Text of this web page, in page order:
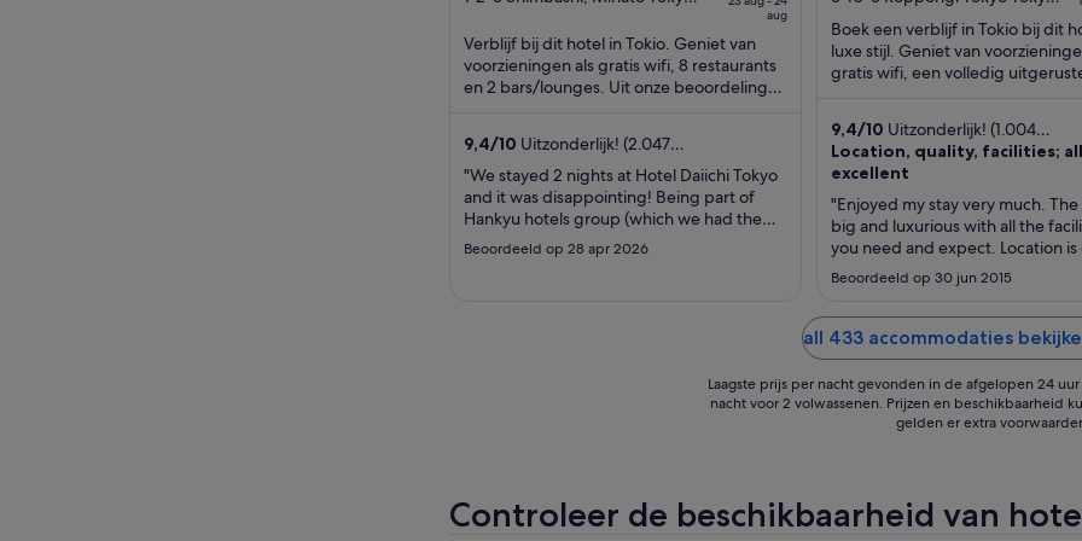
5
€ 151
per
nacht
aug
tot
24
aug
Verblijf bij dit hotel in Tokio. Geniet van
voorzieningen als gratis wifi, 8 restaurants
en 2 bars/lounges. Uit onze beoordelingen
9,4/10 Uitzonderlijk! (2.047
beoordelingen)
"We stayed 2 nights at Hotel Daiichi Tokyo
and it was disappointing! Being part of
Hankyu hotels group (which we had the
opportunity to stay in Osaka with a very
positive experience), we had good
Beoordeeld op 28 apr 2026
of
5
to
Boek een verblijf in Tokio bij dit
luxe stijl. Geniet van
gratis wifi, een volledig
9,4/10 Uitzonderlijk! (1.004
beoordelingen)
Location, quality, facilities; all
excellent
"Enjoyed my stay very much. The
big and luxurious with all the
you need and expect. Location is
restaurants, shops and metro."
Beoordeeld op 30 jun 2015
all 433 accommodaties
Laagste prijs per nacht gevonden in de afgelopen 24
nacht voor 2 volwassenen. Prijzen en beschikbaarheid
gelden er extra
Controleer de beschikbaarheid van